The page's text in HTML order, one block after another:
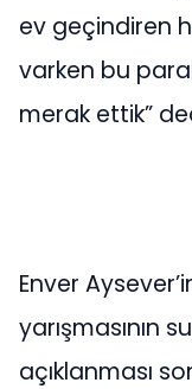
ev geçindiren
varken bu
merak ettik”
Enver
yarışmasının
açıklanması